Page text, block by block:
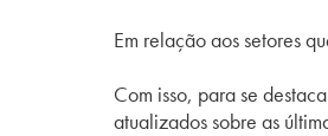
Em relação aos setores
Com isso, para se
atualizados sobre as